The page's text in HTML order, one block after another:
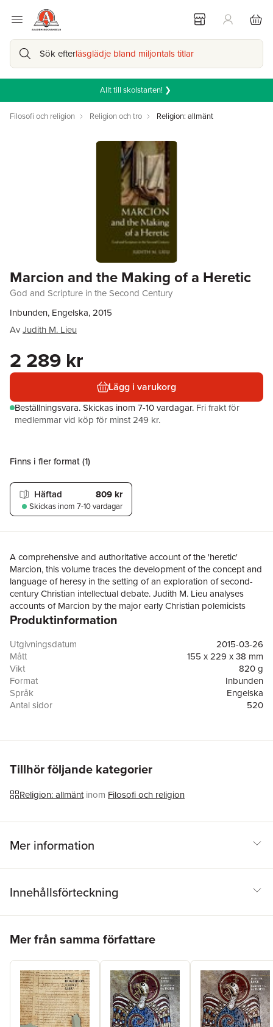
Sök efterläsglädje bland miljontals titlar
Allt till skolstarten! ❯
Filosofi och religion Religion och tro Religion: allmänt
Marcion and the Making of a Heretic
God and Scripture in the Second Century
Inbunden, Engelska, 2015
AvJudith M. Lieu
2 289 kr
Lägg i varukorg
Beställningsvara.Skickas inom 7-10 vardagar. Fri frakt för
medlemmar vid köp för minst 249 kr.
Finns i fler format (1)
Häftad 809 kr
Skickas inom 7-10 vardagar
A comprehensive and authoritative account of the 'heretic'
Marcion, this volume traces the development of the concept and
language of heresy in the setting of an exploration of second-
century Christian intellectual debate. Judith M. Lieu analyses
accounts of Marcion by the major early Christian polemicists
who shaped the idea of heresy, including Justin Martyr, Irenaeus,
and Ephraem Syrus. She examines Marcion's Gospel,
Apostolikon, and Antitheses in detail and compares his
principles with those of contemporary Christian and non-
Christian thinkers, covering a wide range of controversial issues:
the nature of God, the relation of the divine to creation, the
person of Jesus, the interpretation of Scripture, the nature of
figure who addressed widespread concerns within second-
Produktinformation
Utgivningsdatum
2015-03-26
Mått
155 x 229 x 38 mm
Vikt
820 g
Format
Inbunden
Språk
Engelska
Antal sidor
520
Tillhör följande kategorier
Religion: allmänt inom Filosofi och religion
Mer information
Innehållsförteckning
Mer från samma författare